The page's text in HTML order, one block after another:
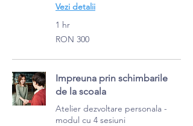
Vezi detalii
1 hr
300
Romanian
RON 300
Impreuna prin schimbarile
de la scoala
Atelier dezvoltare personala -
modul cu 4 sesiuni